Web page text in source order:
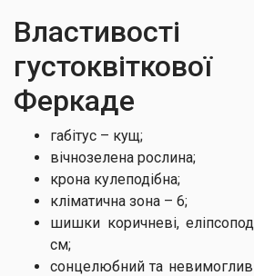
Феркаде
габітус – кущ;
вічнозелена рослина;
крона кулеподібна;
кліматична зона – 6;
шишки коричневі,
см;
сонцелюбний та